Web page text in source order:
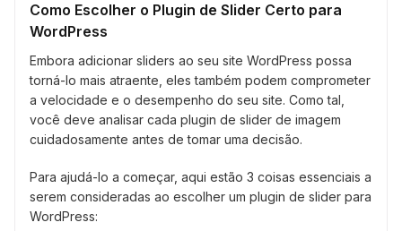
Como Escolher o Plugin de Slider Certo para
WordPress
Embora adicionar sliders ao seu site WordPress possa
torná-lo mais atraente, eles também podem comprometer
a velocidade e o desempenho do seu site. Como tal,
você deve analisar cada plugin de slider de imagem
cuidadosamente antes de tomar uma decisão.
Para ajudá-lo a começar, aqui estão 3 coisas essenciais a
serem consideradas ao escolher um plugin de slider para
WordPress: